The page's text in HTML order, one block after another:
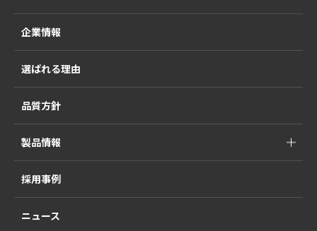
企業情報
選ばれる理由
品質方針
製品情報
採用事例
ニュース